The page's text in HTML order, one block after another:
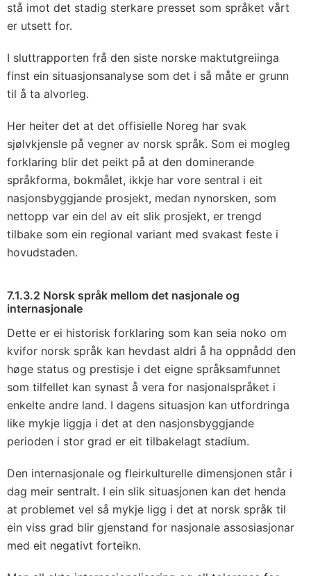
stå imot det stadig sterkare presset som språket vårt
er utsett for.
I sluttrapporten frå den siste norske maktutgreiinga
finst ein situasjonsanalyse som det i så måte er grunn
til å ta alvorleg.
Her heiter det at det offisielle Noreg har svak
sjølvkjensle på vegner av norsk språk. Som ei mogleg
forklaring blir det peikt på at den dominerande
språkforma, bokmålet, ikkje har vore sentral i eit
nasjonsbyggjande prosjekt, medan nynorsken, som
nettopp var ein del av eit slik prosjekt, er trengd
tilbake som ein regional variant med svakast feste i
hovudstaden.
7.1.3.2 Norsk språk mellom det nasjonale og
internasjonale
Dette er ei historisk forklaring som kan seia noko om
kvifor norsk språk kan hevdast aldri å ha oppnådd den
høge status og prestisje i det eigne språksamfunnet
som tilfellet kan synast å vera for nasjonalspråket i
enkelte andre land. I dagens situasjon kan utfordringa
like mykje liggja i det at den nasjonsbyggjande
perioden i stor grad er eit tilbakelagt stadium.
Den internasjonale og fleirkulturelle dimensjonen står i
dag meir sentralt. I ein slik situasjonen kan det henda
at problemet vel så mykje ligg i det at norsk språk til
ein viss grad blir gjenstand for nasjonale assosiasjonar
med eit negativt forteikn.